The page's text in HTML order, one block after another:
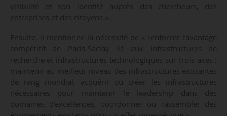
visibilité et son identité auprès des chercheurs, des
entreprises et des citoyens ».
Ensuite, il mentionne la nécessité de « renforcer l’avantage
compétitif de Paris-Saclay lié aux infrastructures de
recherche et infrastructures technologiques sur trois axes :
maintenir au meilleur niveau des infrastructures existantes
de rang mondial, acquérir ou créer les infrastructures
nécessaires pour maintenir le leadership dans des
domaines d’excellences, coordonner ou rassembler des